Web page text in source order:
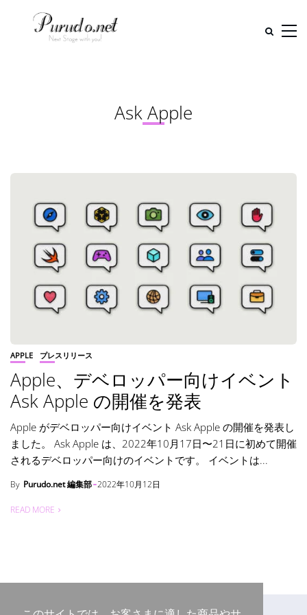
Ask Apple
APPLE プレスリリース
Apple、デベロッパー向けイベント
Ask Apple の開催を発表
Apple がデベロッパー向けイベント Ask Apple の開催を発表し
ました。 Ask Apple は、2022年10月17日〜21日に初めて開催
されるデベロッパー向けのイベントです。 イベントは...
By Purudo.net 編集部 2022年10月12日
READ MORE